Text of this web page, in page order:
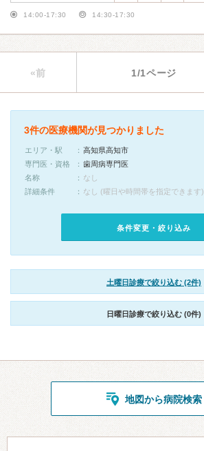
14:00-17:30 14:30-17:30
«前 1/1ページ
3件の医療機関が見つかりました
エリア・駅
高知県高知市
専門医・資格
歯周病専門医
名称
なし
詳細条件
なし (曜日や時間帯を指定できます)
条件変更・絞り込み
土曜日診療で絞り込む (2件)
日曜日診療で絞り込む (0件)
地図から病院検索